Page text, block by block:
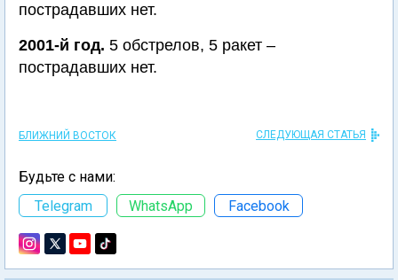
пострадавших нет.
2001-й год. 5 обстрелов, 5 ракет –
пострадавших нет.
БЛИЖНИЙ ВОСТОК СЛЕДУЮЩАЯ СТАТЬЯ
Будьте с нами:
Telegram
WhatsApp Facebook